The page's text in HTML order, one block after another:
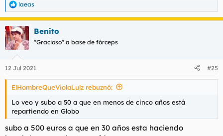
R
e
c
c
i
e
s
laeas
Benito
"Gracioso" a base de fórceps
12 Jul 2021 #25
ElHombreQueViolaLulz rebuznó:
Lo veo y subo a 50 a que en menos de cinco años está
repartiendo en Globo
subo a 500 euros a que en 30 años esta haciendo